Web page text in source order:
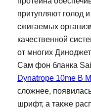
притупляют голод
сжигаемых
качественной
от многих
Сам фон бланка
Dynatrope 10me В
сложнее,
шрифт, а также